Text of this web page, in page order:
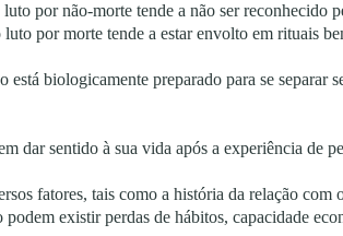
por não-morte tende a não ser reconhecido
por morte tende a estar envolto em rituais
biologicamente preparado para se separar
dar sentido à sua vida após a experiência de
fatores, tais como a história da relação
existir perdas de hábitos, capacidade